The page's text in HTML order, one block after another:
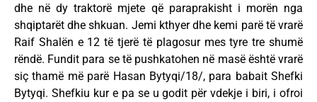
dhe në dy traktorë mjete që paraprakisht i morën nga
shqiptarët dhe shkuan. Jemi kthyer dhe kemi parë të vrarë
Raif Shalën e 12 të tjerë të plagosur mes tyre tre shumë
rëndë. Fundit para se të pushkatohen në masë është vrarë
siç thamë më parë Hasan Bytyqi/18/, para babait Shefki
Bytyqi. Shefkiu kur e pa se u godit për vdekje i biri, i ofroi